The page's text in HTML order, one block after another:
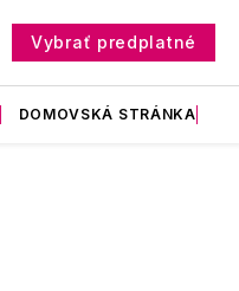
Vybrať predplatné
DOMOVSKÁ STRÁNKA